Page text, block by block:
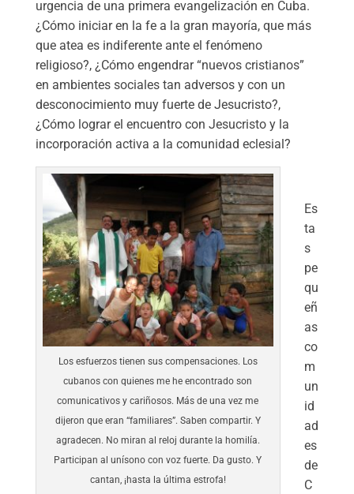
urgencia de una primera evangelización en Cuba.
¿Cómo iniciar en la fe a la gran mayoría, que más
que atea es indiferente ante el fenómeno
religioso?, ¿Cómo engendrar “nuevos cristianos”
en ambientes sociales tan adversos y con un
desconocimiento muy fuerte de Jesucristo?,
¿Cómo lograr el encuentro con Jesucristo y la
incorporación activa a la comunidad eclesial?
Los esfuerzos tienen sus compensaciones. Los
cubanos con quienes me he encontrado son
comunicativos y cariñosos. Más de una vez me
dijeron que eran “familiares”. Saben compartir. Y
agradecen. No miran al reloj durante la homilía.
Participan al unísono con voz fuerte. Da gusto. Y
cantan, ¡hasta la última estrofa!
Es
ta
s
pe
qu
eñ
as
co
m
un
id
ad
es
de
C